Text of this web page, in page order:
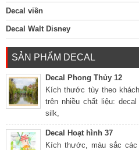
Decal viền
Decal Walt Disney
SẢN PHẨM DECAL
Decal Phong Thủy 12
Kích thước tùy theo
trên nhiều chất liệu:
silk,
Decal Hoạt hình 37
Kích thước, màu sắc